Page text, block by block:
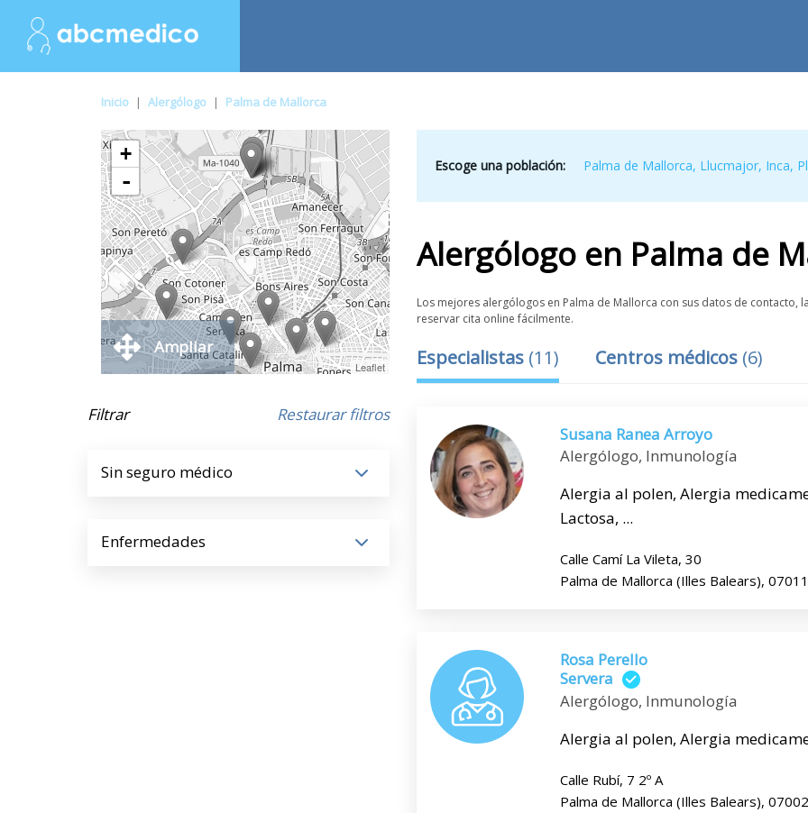
Inicio | Alergólogo | Palma de Mallorca
+
-
Leaflet
Ampliar
Filtrar Restaurar filtros
Sin seguro médico
Enfermedades
Escoge una población: Palma de Mallorca, Llucmajor, Inca,
Alergólogo en Palma de
Los mejores alergólogos en Palma de Mallorca con sus datos de
reservar cita online fácilmente.
Especialistas (11) Centros médicos (6)
Susana Ranea Arroyo
Alergólogo, Inmunología
Alergia al polen, Alergia
Lactosa, ...
Calle Camí La Vileta, 30
Palma de Mallorca (Illes Balears), 07011
Rosa Perello
Servera
Alergólogo, Inmunología
Alergia al polen, Alergia
Calle Rubí, 7 2º A
Palma de Mallorca (Illes Balears), 07002